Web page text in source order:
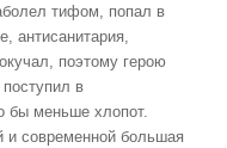
тифом, попал в
антисанитария,
поэтому герою
в
бы меньше хлопот.
и современной большая